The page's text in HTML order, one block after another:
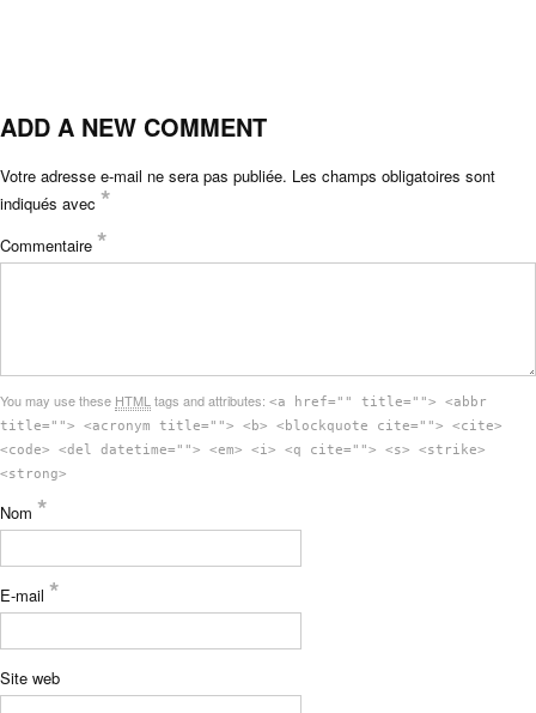
ADD A NEW COMMENT
Votre adresse e-mail ne sera pas publiée. Les champs obligatoires sont
indiqués avec *
Commentaire *
You may use these HTML tags and attributes: <a href="" title=""> <abbr
title=""> <acronym title=""> <b> <blockquote cite=""> <cite>
<code> <del datetime=""> <em> <i> <q cite=""> <s> <strike>
<strong>
Nom *
E-mail *
Site web